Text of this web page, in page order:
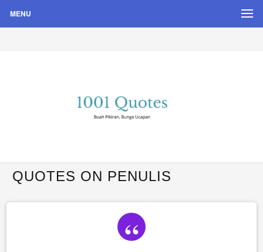
MENU
Quote Hari Puisi
QUOTES ON PENULIS